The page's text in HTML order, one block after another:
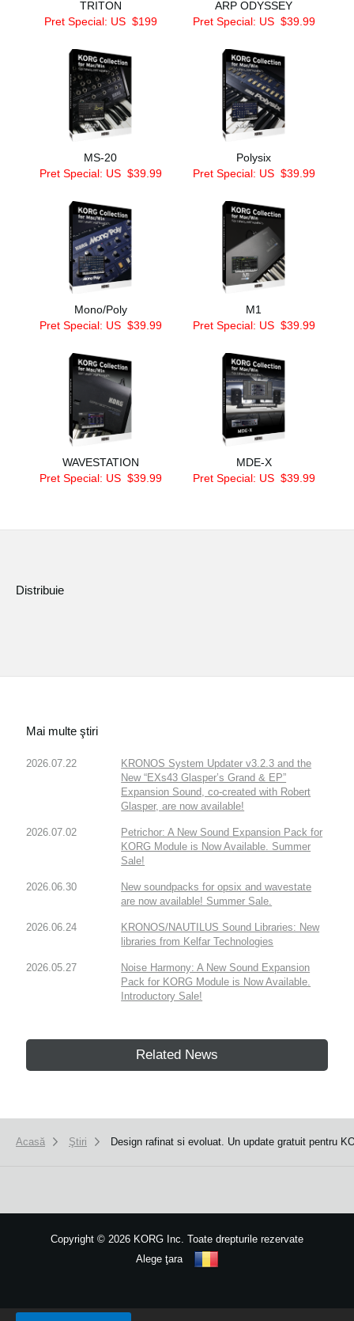
TRITON
Pret Special: US $199
ARP ODYSSEY
Pret Special: US $39.99
MS-20
Pret Special: US $39.99
Polysix
Pret Special: US $39.99
Mono/Poly
Pret Special: US $39.99
M1
Pret Special: US $39.99
WAVESTATION
Pret Special: US $39.99
MDE-X
Pret Special: US $39.99
Distribuie
Mai multe ştiri
2026.07.22
KRONOS System Updater v3.2.3 and the
New “EXs43 Glasper’s Grand & EP”
Expansion Sound, co-created with Robert
Glasper, are now available!
2026.07.02
Petrichor: A New Sound Expansion Pack for
KORG Module is Now Available. Summer
Sale!
2026.06.30
New soundpacks for opsix and wavestate
are now available! Summer Sale.
2026.06.24
KRONOS/NAUTILUS Sound Libraries: New
libraries from Kelfar Technologies
2026.05.27
Noise Harmony: A New Sound Expansion
Pack for KORG Module is Now Available.
Introductory Sale!
Related News
Acasă Ştiri Design rafinat si evoluat. Un update gratuit pentru
Copyright © 2026 KORG Inc. Toate drepturile rezervate
Alege ţara